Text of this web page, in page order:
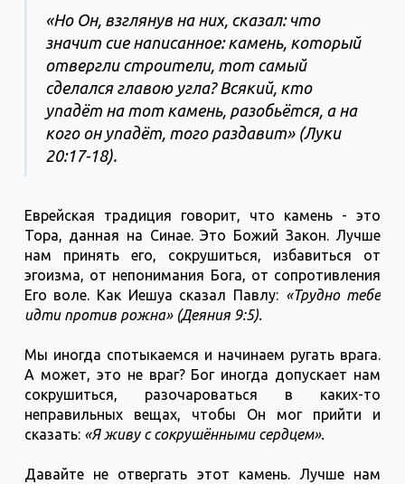
«Но Он, взглянув на них, сказал: что
значит сие написанное: камень, который
отвергли строители, тот самый
сделался главою угла? Всякий, кто
упадёт на тот камень, разобьётся, а на
кого он упадёт, того раздавит» (Луки
‭20‬:‭17‬-‭18‬).
Еврейская традиция говорит, что камень - это
Тора, данная на Синае. Это Божий Закон. Лучше
нам принять его, сокрушиться, избавиться от
эгоизма, от непонимания Бога, от сопротивления
Его воле. Как Иешуа сказал Павлу:«Трудно тебе
идти против рожна» (Деяния 9:5).
Мы иногда спотыкаемся и начинаем ругать врага.
А может, это не враг? Бог иногда допускает нам
сокрушиться, разочароваться в каких-то
неправильных вещах, чтобы Он мог прийти и
сказать: «Я живу с сокрушёнными сердцем».
Давайте не отвергать этот камень. Лучше нам